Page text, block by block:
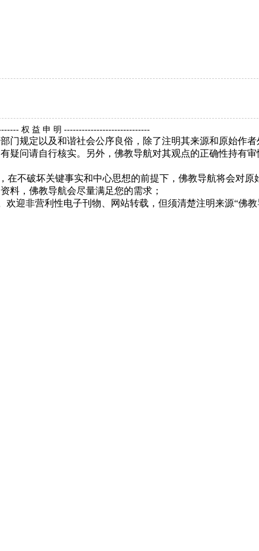
权 益 申 明 -----------------------------
门规定以及和谐社会公序良俗，除了注明其来源和原始作
问请自行核实。另外，佛教导航对其观点的正确性持有
不破坏关键事实和中心思想的前提下，佛教导航将会对
料，佛教导航会尽量满足您的需求；
迎非营利性电子刊物、网站转载，但须清楚注明来源“佛教